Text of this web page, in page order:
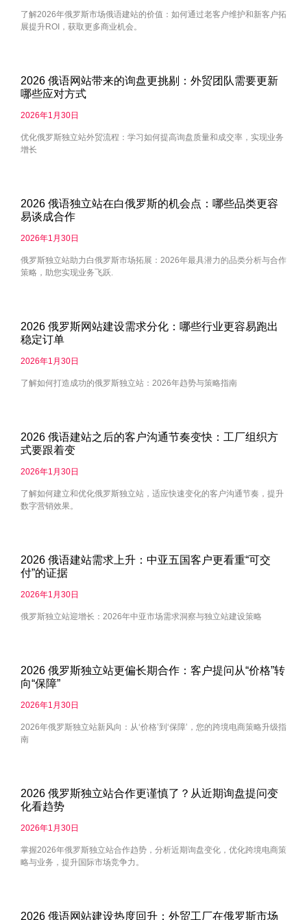
了解2026年俄罗斯市场俄语建站的价值：如何通过老客户维护和新客户拓
展提升ROI，获取更多商业机会。
2026 俄语网站带来的询盘更挑剔：外贸团队需要更新
哪些应对方式
2026年1月30日
优化俄罗斯独立站外贸流程：学习如何提高询盘质量和成交率，实现业务
增长
2026 俄语独立站在白俄罗斯的机会点：哪些品类更容
易谈成合作
2026年1月30日
俄罗斯独立站助力白俄罗斯市场拓展：2026年最具潜力的品类分析与合作
策略，助您实现业务飞跃.
2026 俄罗斯网站建设需求分化：哪些行业更容易跑出
稳定订单
2026年1月30日
了解如何打造成功的俄罗斯独立站：2026年趋势与策略指南
2026 俄语建站之后的客户沟通节奏变快：工厂组织方
式要跟着变
2026年1月30日
了解如何建立和优化俄罗斯独立站，适应快速变化的客户沟通节奏，提升
数字营销效果。
2026 俄语建站需求上升：中亚五国客户更看重“可交
付”的证据
2026年1月30日
俄罗斯独立站迎增长：2026年中亚市场需求洞察与独立站建设策略
2026 俄罗斯独立站更偏长期合作：客户提问从“价格”转
向“保障”
2026年1月30日
2026年俄罗斯独立站新风向：从‘价格’到‘保障’，您的跨境电商策略升级指
南
2026 俄罗斯独立站合作更谨慎了？从近期询盘提问变
化看趋势
2026年1月30日
掌握2026年俄罗斯独立站合作趋势，分析近期询盘变化，优化跨境电商策
略与业务，提升国际市场竞争力。
2026 俄语网站建设热度回升：外贸工厂在俄罗斯市场